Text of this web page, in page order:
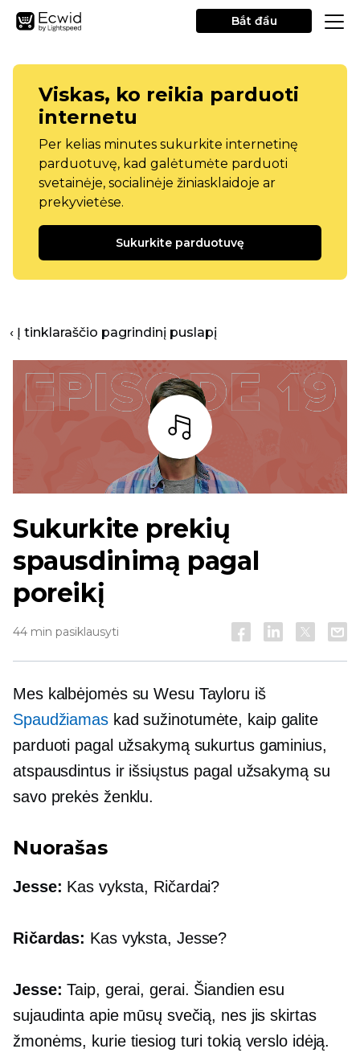
Bắt đầu
Viskas, ko reikia parduoti
internetu
Per kelias minutes sukurkite internetinę
parduotuvę, kad galėtumėte parduoti
svetainėje, socialinėje žiniasklaidoje ar
prekyvietėse.
Sukurkite parduotuvę
‹ Į tinklaraščio pagrindinį puslapį
Baras
Sukurkite prekių
spausdinimą pagal
poreikį
44 min pasiklausyti
Mes kalbėjomės su Wesu Tayloru iš
Spaudžiamaskad sužinotumėte, kaip galite
parduoti pagal užsakymą sukurtus gaminius,
atspausdintus ir išsiųstus pagal užsakymą su
savo prekės ženklu.
Nuorašas
Jesse: Kas vyksta, Ričardai?
Ričardas: Kas vyksta, Jesse?
Jesse: Taip, gerai, gerai. Šiandien esu
sujaudinta apie mūsų svečią, nes jis skirtas
žmonėms, kurie tiesiog turi tokią verslo idėją.